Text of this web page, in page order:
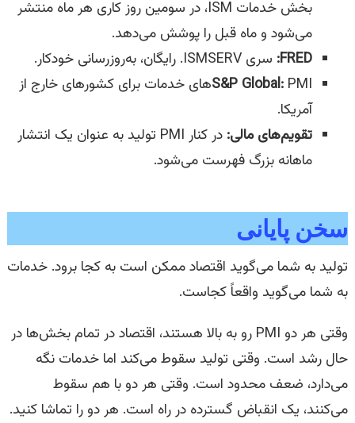
بخش خدمات ISM، در سومین روز کاری هر ماه منتشر
می‌شود و ماه قبل را پوشش می‌دهد.
FRED: سری ISMSERV. رایگان، به‌روزرسانی خودکار.
S&P Global:PMIهای خدمات برای کشورهای خارج از
آمریکا.
تقویم‌های مالی:
در کنار PMI تولید به عنوان یک انتشار
ماهانه بزرگ فهرست می‌شود.
سخن پایانی
تولید به شما می‌گوید اقتصاد ممکن است به کجا برود. خدمات
به شما می‌گوید واقعاً کجاست.
وقتی هر دو PMI رو به بالا هستند، اقتصاد در تمام بخش‌ها در
حال رشد است. وقتی تولید سقوط می‌کند اما خدمات نگه
می‌دارد، ضعف محدود است. وقتی هر دو با هم سقوط
می‌کنند، یک انقباض گسترده در راه است. هر دو را تماشا کنید.